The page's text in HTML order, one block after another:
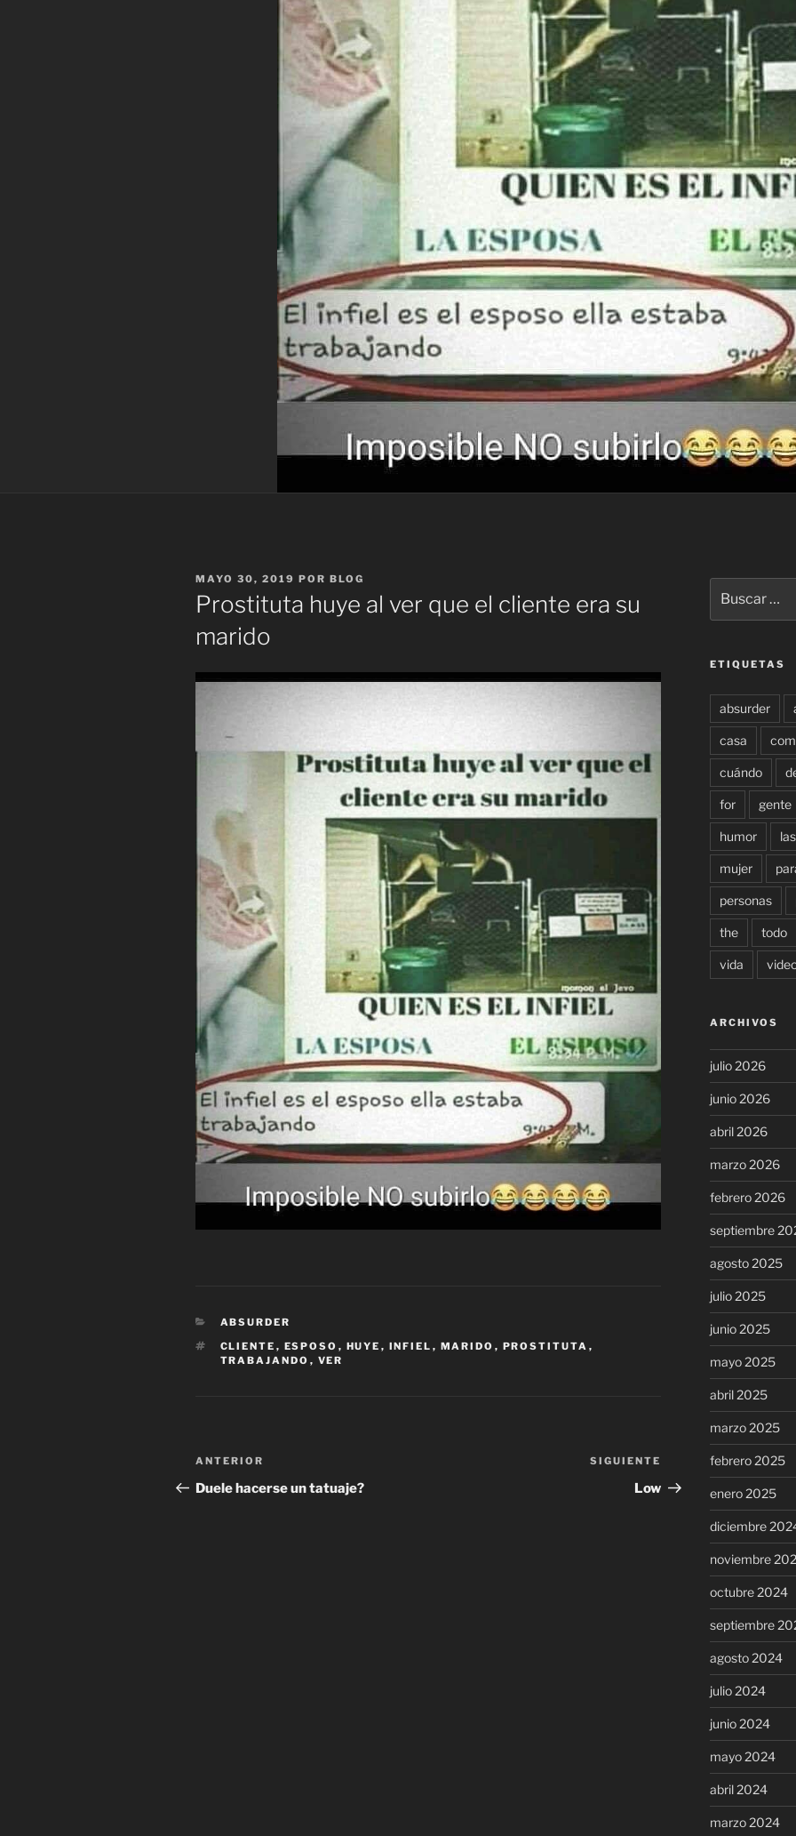
PUBLICADO
EL
MAYO 30, 2019 POR BLOG
Prostituta huye al ver que el cliente era su
marido
CATEGORÍAS
ABSURDER
ETIQUETAS
CLIENTE , ESPOSO , HUYE , INFIEL , MARIDO , PROSTITUTA ,
TRABAJANDO , VER
Navegación
de
Entrada
anterior:
ANTERIOR
Duele hacerse un tatuaje?
Siguiente
entrada
SIGUIENTE
Low
por:
ETIQUETAS
absurder
casa
cuándo
for gente
humor las
mujer
personas
the todo
vida
ARCHIVOS
julio 2026
junio 2026
abril 2026
marzo 2026
febrero 2026
septiembre
agosto 2025
julio 2025
junio 2025
mayo 2025
abril 2025
marzo 2025
febrero 2025
enero 2025
diciembre
noviembre
octubre 2024
septiembre
agosto 2024
julio 2024
junio 2024
mayo 2024
abril 2024
marzo 2024